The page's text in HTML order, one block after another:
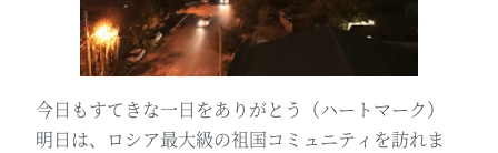
今日もすてきな一日をありがとう（ハートマーク）
明日は、ロシア最大級の祖国コミュニティを訪れま